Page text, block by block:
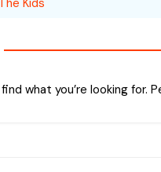
what you’re looking for.